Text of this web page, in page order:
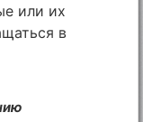
или их
в